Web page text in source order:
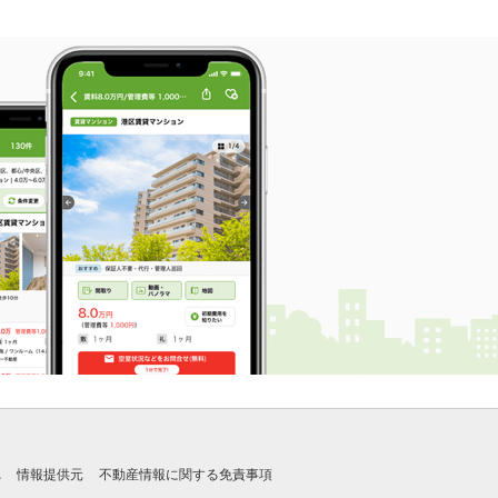
情報提供元 不動産情報に関する免責事項